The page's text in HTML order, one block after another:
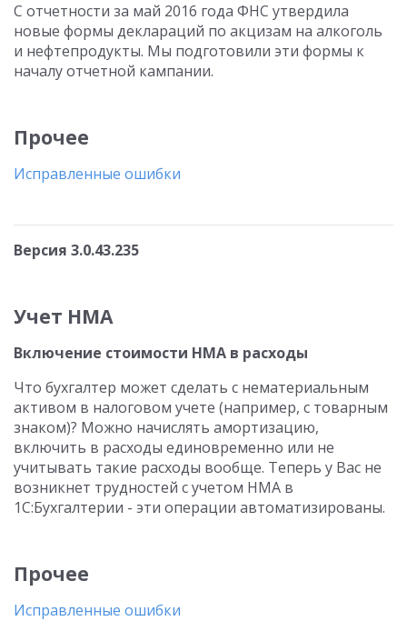
С отчетности за май 2016 года ФНС утвердила
новые формы деклараций по акцизам на алкоголь
и нефтепродукты. Мы подготовили эти формы к
началу отчетной кампании.
Прочее
Исправленные ошибки
Версия 3.0.43.235
Учет НМА
Включение стоимости НМА в расходы
Что бухгалтер может сделать с нематериальным
активом в налоговом учете (например, с товарным
знаком)? Можно начислять амортизацию,
включить в расходы единовременно или не
учитывать такие расходы вообще. Теперь у Вас не
возникнет трудностей с учетом НМА в
1С:Бухгалтерии - эти операции автоматизированы.
Прочее
Исправленные ошибки